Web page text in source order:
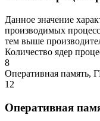
Данное значение
производимых
тем выше
Количество ядер
8
Оперативная память,
12
Оперативная